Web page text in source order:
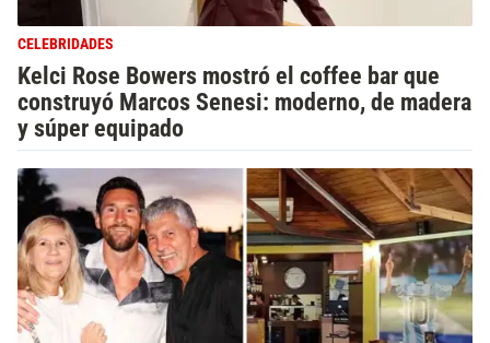
CELEBRIDADES
Kelci Rose Bowers mostró el coffee bar que
construyó Marcos Senesi: moderno, de madera
y súper equipado